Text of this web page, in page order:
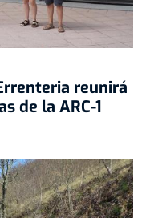
reunirá
de la ARC-1